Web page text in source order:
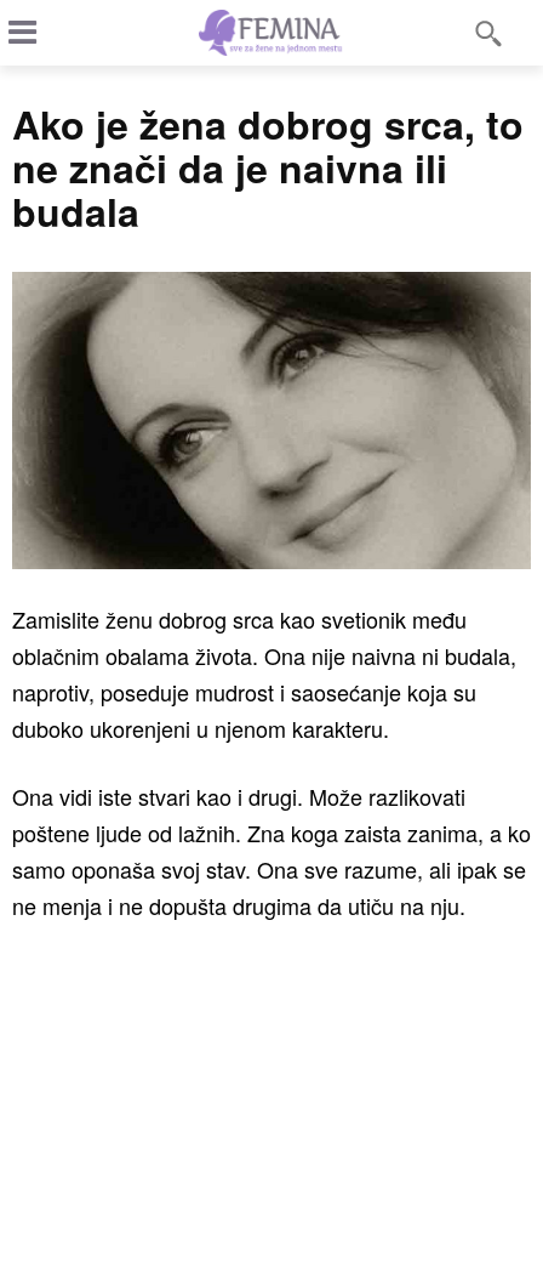
Ako je žena dobrog srca, to
ne znači da je naivna ili
budala
Zamislite ženu dobrog srca kao svetionik među
oblačnim obalama života. Ona nije naivna ni budala,
naprotiv, poseduje mudrost i saosećanje koja su
duboko ukorenjeni u njenom karakteru.
Ona vidi iste stvari kao i drugi. Može razlikovati
poštene ljude od lažnih. Zna koga zaista zanima, a ko
samo oponaša svoj stav. Ona sve razume, ali ipak se
ne menja i ne dopušta drugima da utiču na nju.